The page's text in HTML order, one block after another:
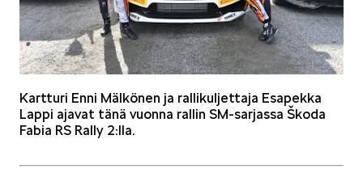
Kartturi Enni Mälkönen ja rallikuljettaja Esapekka
Lappi ajavat tänä vuonna rallin SM-sarjassa Škoda
Fabia RS Rally 2:lla.